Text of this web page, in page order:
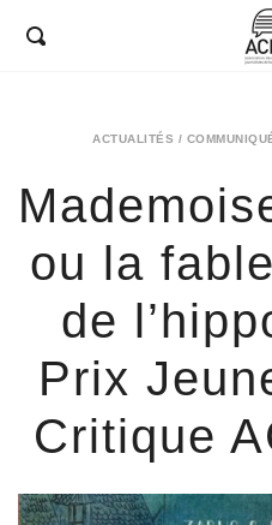
ACTUALITÉS /
ou la
de
Prix
Critique